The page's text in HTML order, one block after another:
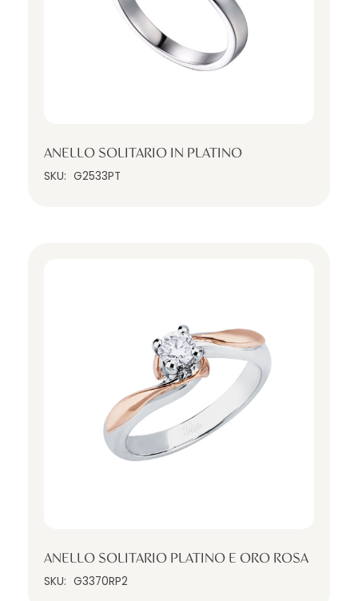
ANELLO SOLITARIO IN PLATINO
SKU: G2533PT
ANELLO SOLITARIO PLATINO E ORO ROSA
SKU: G3370RP2